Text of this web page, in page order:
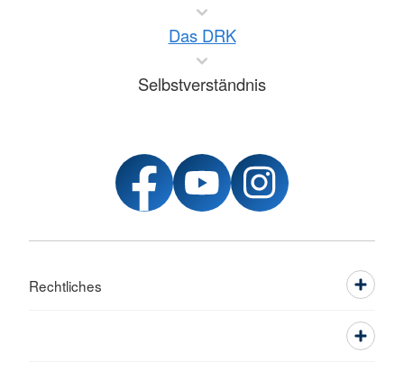
Das DRK
Selbstverständnis
Rechtliches